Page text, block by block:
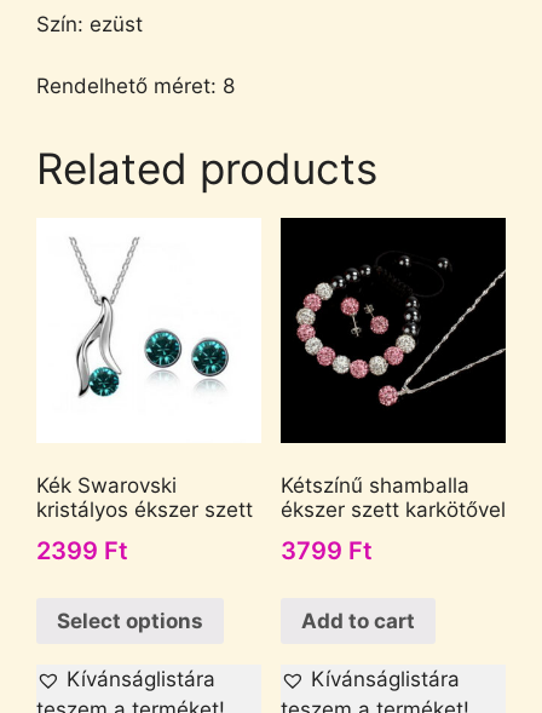
Szín: ezüst
Rendelhető méret: 8
Related products
Kék Swarovski
kristályos ékszer szett
2399 Ft
Select options
Kívánságlistára
Kétszínű shamballa
ékszer szett karkötővel
3799 Ft
Add to cart
Kívánságlistára